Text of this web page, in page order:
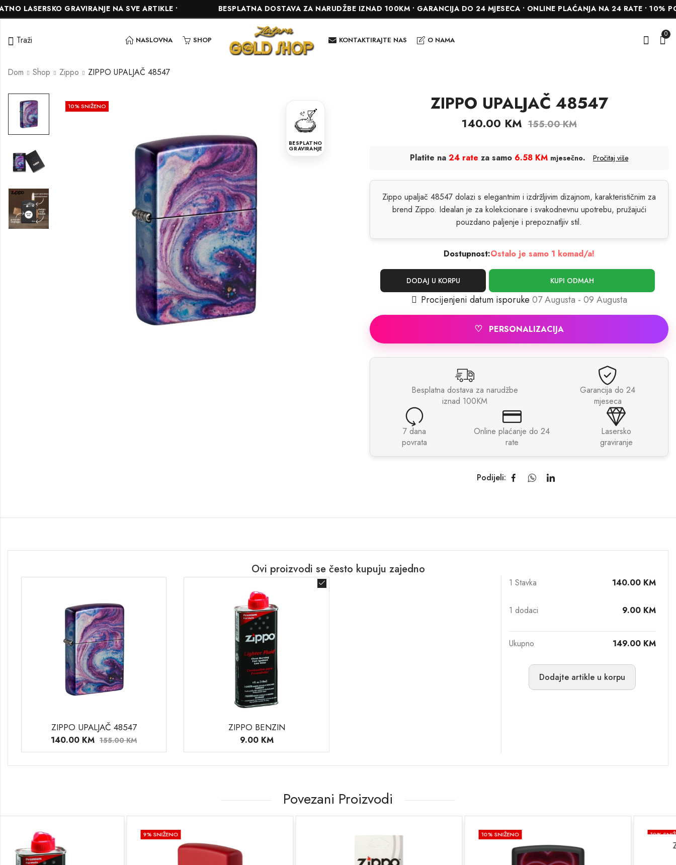
GRAVIRANJE NA SVE ARTIKLE • BESPLATNA DOSTAVA ZA NARUDŽBE IZNAD 100KM • GARANCIJA DO 24 MJESECA • ONLINE PLAĆANJA NA 24 RATE • 10%
Traži NASLOVNA SHOP KONTAKTIRAJTE NAS O NAMA
0
Dom Shop Zippo ZIPPO UPALJAČ 48547
ZIPPO MULTI
ZIPPO UPALJAČ
10% SNIŽENO
BESPLATNO
GRAVIRANJE
ZIPPO UPALJAČ 48547
140.00 KM 155.00KM
Platite na 24 rate za samo 6.58 KM mjesečno. Pročitaj više
Zippo upaljač 48547 dolazi s elegantnim i izdržljivim dizajnom, karakterističnim za
brend Zippo. Idealan je za kolekcionare i svakodnevnu upotrebu, pružajući
pouzdano paljenje i prepoznatljiv stil.
Dostupnost:Ostalo je samo 1 komad/a!
DODAJ U KORPU KUPI ODMAH
Procijenjeni datum isporuke 07 Augusta - 09 Augusta
♡ PERSONALIZACIJA
Besplatna dostava za narudžbe
iznad 100KM
Garancija do 24
mjeseca
7 dana
povrata
Online plaćanje do 24
rate
Lasersko
graviranje
Podijeli:
Ovi proizvodi se često kupuju zajedno
ZIPPO UPALJAČ 48547
140.00 KM 155.00KM
ZIPPO BENZIN
9.00 KM
1 Stavka 140.00 KM
1 dodaci 9.00 KM
Ukupno 149.00 KM
Dodajte artikle u korpu
Povezani Proizvodi
% SNIŽENO % SNIŽENO
ZIPPO UPALJAČ 1618ZB
99.00